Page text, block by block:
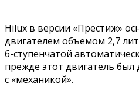
Hilux в версии «Престиж»
двигателем объемом 2,7
6-ступенчатой
прежде этот двигатель был
с «механикой».